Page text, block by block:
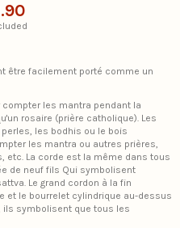
être facilement porté comme un
les mantra pendant la
rosaire (prière catholique). Les
les bodhis ou le bois
les mantra ou autres prières,
La corde est la même dans tous
de neuf fils Qui symbolisent
Le grand cordon à la fin
et le bourrelet cylindrique au-dessus
ils symbolisent que tous les